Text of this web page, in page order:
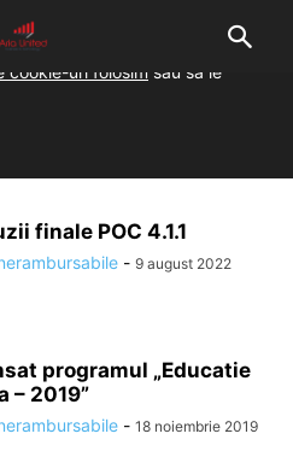
europene
fonduri
finale POC 4.1.1
- 9 august 2022
programul „Educatie
– 2019”
- 18 noiembrie 2019
oferi cea mai bună experiență pe
cookie-uri folosim sau să le